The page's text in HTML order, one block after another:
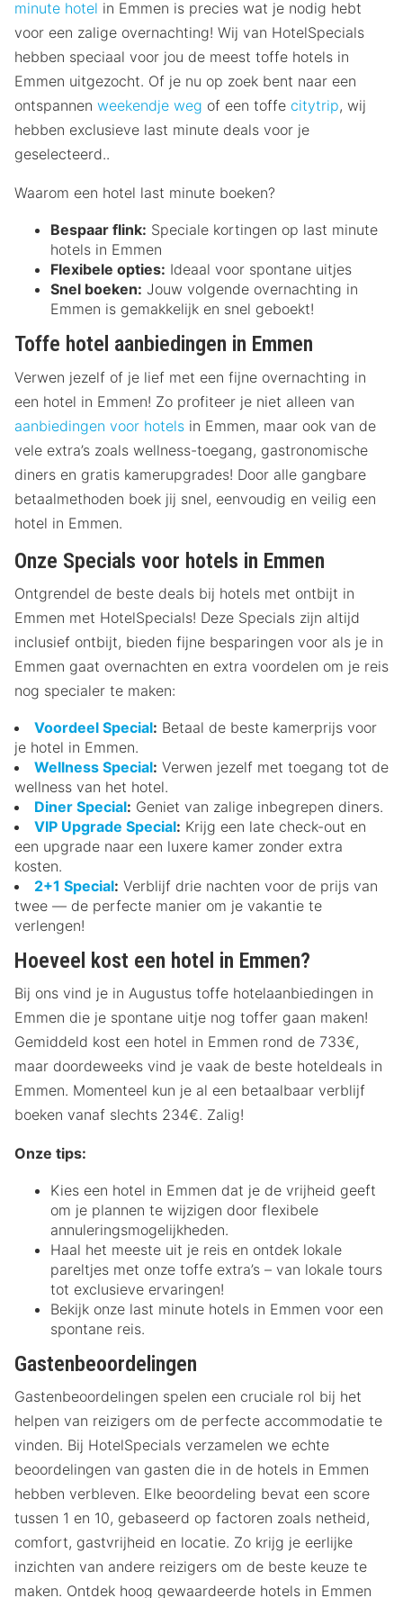
minute hotel in Emmen is precies wat je nodig hebt
voor een zalige overnachting! Wij van HotelSpecials
hebben speciaal voor jou de meest toffe hotels in
Emmen uitgezocht. Of je nu op zoek bent naar een
ontspannen weekendje weg of een toffe citytrip, wij
hebben exclusieve last minute deals voor je
geselecteerd..
Waarom een hotel last minute boeken?
Bespaar flink: Speciale kortingen op last minute
hotels in Emmen
Flexibele opties: Ideaal voor spontane uitjes
Snel boeken: Jouw volgende overnachting in
Emmen is gemakkelijk en snel geboekt!
Toffe hotel aanbiedingen in Emmen
Verwen jezelf of je lief met een fijne overnachting in
een hotel in Emmen! Zo profiteer je niet alleen van
aanbiedingen voor hotels in Emmen, maar ook van de
vele extra’s zoals wellness-toegang, gastronomische
diners en gratis kamerupgrades! Door alle gangbare
betaalmethoden boek jij snel, eenvoudig en veilig een
hotel in Emmen.
Onze Specials voor hotels in Emmen
Ontgrendel de beste deals bij hotels met ontbijt in
Emmen met HotelSpecials! Deze Specials zijn altijd
inclusief ontbijt, bieden fijne besparingen voor als je in
Emmen gaat overnachten en extra voordelen om je reis
nog specialer te maken:
Voordeel Special: Betaal de beste kamerprijs voor
je hotel in Emmen.
Wellness Special: Verwen jezelf met toegang tot de
wellness van het hotel.
Diner Special: Geniet van zalige inbegrepen diners.
VIP Upgrade Special: Krijg een late check-out en
een upgrade naar een luxere kamer zonder extra
kosten.
2+1 Special: Verblijf drie nachten voor de prijs van
twee — de perfecte manier om je vakantie te
verlengen!
Hoeveel kost een hotel in Emmen?
Bij ons vind je in Augustus toffe hotelaanbiedingen in
Emmen die je spontane uitje nog toffer gaan maken!
Gemiddeld kost een hotel in Emmen rond de 733€,
maar doordeweeks vind je vaak de beste hoteldeals in
Emmen. Momenteel kun je al een betaalbaar verblijf
boeken vanaf slechts 234€. Zalig!
Onze tips:
Kies een hotel in Emmen dat je de vrijheid geeft
om je plannen te wijzigen door flexibele
annuleringsmogelijkheden.
Haal het meeste uit je reis en ontdek lokale
pareltjes met onze toffe extra’s – van lokale tours
tot exclusieve ervaringen!
Bekijk onze last minute hotels in Emmen voor een
spontane reis.
Gastenbeoordelingen
Gastenbeoordelingen spelen een cruciale rol bij het
helpen van reizigers om de perfecte accommodatie te
vinden. Bij HotelSpecials verzamelen we echte
beoordelingen van gasten die in de hotels in Emmen
hebben verbleven. Elke beoordeling bevat een score
tussen 1 en 10, gebaseerd op factoren zoals netheid,
comfort, gastvrijheid en locatie. Zo krijg je eerlijke
inzichten van andere reizigers om de beste keuze te
maken. Ontdek hoog gewaardeerde hotels in Emmen